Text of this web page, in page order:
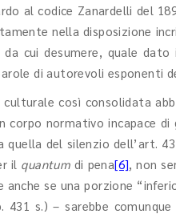
al codice Zanardelli del
nella disposizione
cui desumere, quale
di autorevoli esponenti
così consolidata
corpo normativo incapace
del silenzio dell’art.
il quantum di pena[6] , non
se una porzione
s.) – sarebbe